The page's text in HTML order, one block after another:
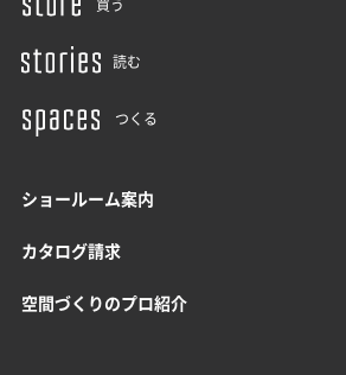
買う
読む
つくる
ショールーム案内
カタログ請求
空間づくりのプロ紹介